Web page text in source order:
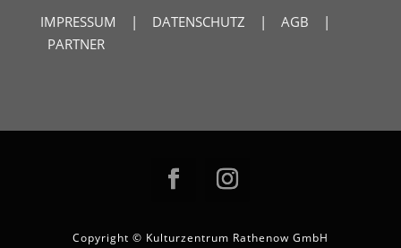
IMPRESSUM | DATENSCHUTZ | AGB |
PARTNER
Copyright © Kulturzentrum Rathenow GmbH